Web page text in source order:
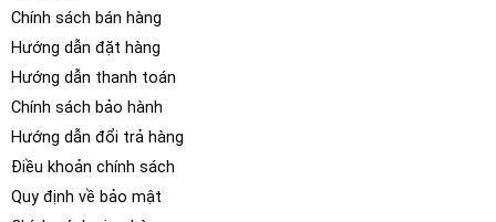
Tính Năng và Ưu Điểm của Dán Decal Wrap Film
Đổi Màu Ô tô Z&O cho xe Mercedes C200
Chính sách bán hàng
Hướng dẫn đặt hàng
Hướng dẫn thanh toán
Chính sách bảo hành
Hướng dẫn đổi trả hàng
Điều khoản chính sách
Quy định về bảo mật